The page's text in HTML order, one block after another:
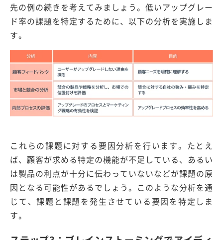
先の例の続きを考えてみましょう。低いアップグレー
ド率の課題を特定するために、以下の分析を実施しま
す。
これらの課題に対する要因分析を行います。たとえ
ば、顧客が求める特定の機能が不足している、あるい
は製品の利点が十分に伝わっていないなどが課題の原
因となる可能性があるでしょう。このような分析を通
じて、課題と課題を発生させている要因を特定しま
す。